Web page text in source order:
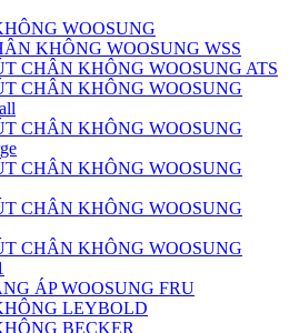
WOOSUNG
KHÔNG WOOSUNG WSS
CHÂN KHÔNG WOOSUNG ATS
CHÂN KHÔNG WOOSUNG
CHÂN KHÔNG WOOSUNG
CHÂN KHÔNG WOOSUNG
CHÂN KHÔNG WOOSUNG
CHÂN KHÔNG WOOSUNG
ÁP WOOSUNG FRU
LEYBOLD
BECKER